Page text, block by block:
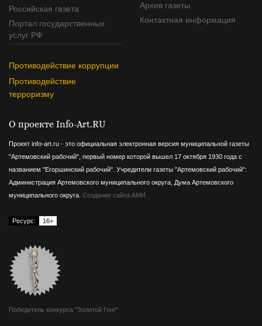
Российская газета
Портал государственных
услуг РФ
Противодействие коррупции
Противодействие
терроризму
Архив газеты
Контактная информация
О проекте Info-Art.RU
Проект info-art.ru - это официальная электронная версия муниципальной газеты
"Артемовский рабочий", первый номер которой вышел 17 октября 1930 года с
названием "Егоршинский рабочий". Учредители газеты "Артемовский рабочий":
Администрация Артемовского муниципального округа, Дума Артемовского
муниципального округа. Создание сайта АМИ
Ресурс: 16+
Победитель конкурса "Золотой Гонг"